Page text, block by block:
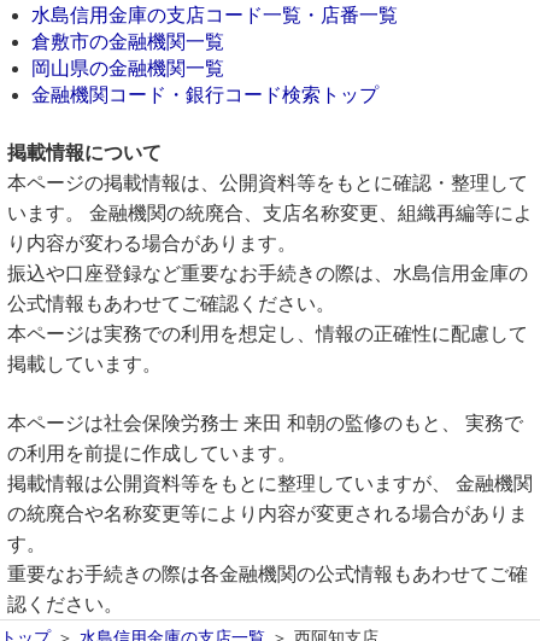
水島信用金庫の支店コード一覧・店番一覧
倉敷市の金融機関一覧
岡山県の金融機関一覧
金融機関コード・銀行コード検索トップ
掲載情報について
本ページの掲載情報は、公開資料等をもとに確認・整理して
います。 金融機関の統廃合、支店名称変更、組織再編等によ
り内容が変わる場合があります。
振込や口座登録など重要なお手続きの際は、水島信用金庫の
公式情報もあわせてご確認ください。
本ページは実務での利用を想定し、情報の正確性に配慮して
掲載しています。
本ページは社会保険労務士 来田 和朝の監修のもと、 実務で
の利用を前提に作成しています。
掲載情報は公開資料等をもとに整理していますが、 金融機関
の統廃合や名称変更等により内容が変更される場合がありま
す。
重要なお手続きの際は各金融機関の公式情報もあわせてご確
認ください。